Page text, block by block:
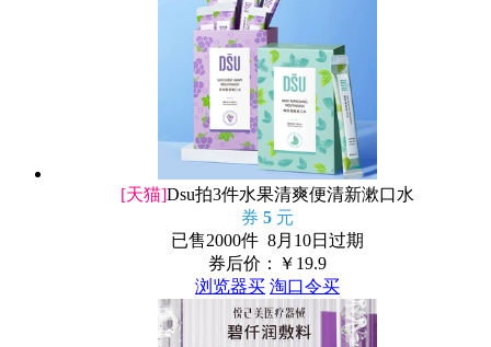
[天猫]Dsu拍3件水果清爽便清新漱口水
券 5 元
已售2000件 8月10日过期
券后价：￥ 19.9
浏览器买 淘口令买